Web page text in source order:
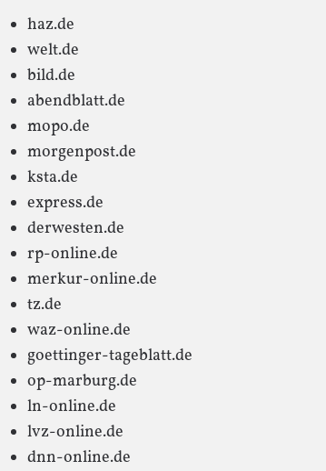
haz.de
welt.de
bild.de
abendblatt.de
mopo.de
morgenpost.de
ksta.de
express.de
derwesten.de
rp-online.de
merkur-online.de
tz.de
waz-online.de
goettinger-tageblatt.de
op-marburg.de
ln-online.de
lvz-online.de
dnn-online.de